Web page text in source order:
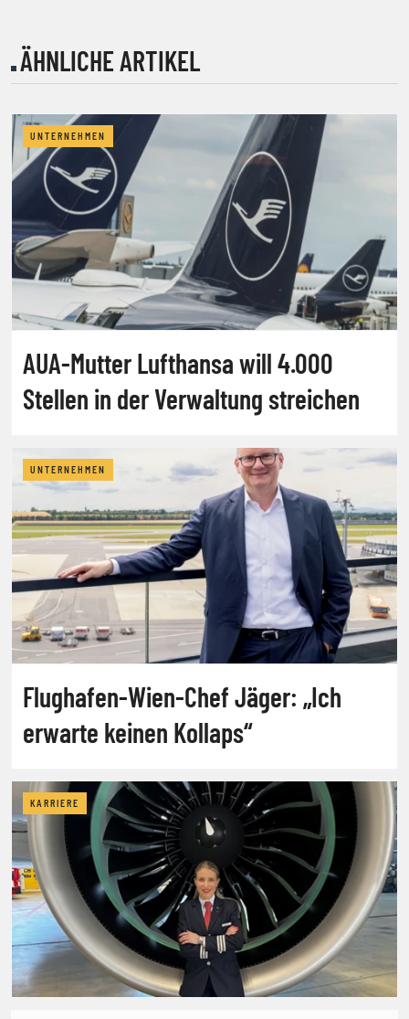
ÄHNLICHE ARTIKEL
UNTERNEHMEN
AUA-Mutter Lufthansa will 4.000
Stellen in der Verwaltung streichen
UNTERNEHMEN
Flughafen-Wien-Chef Jäger: „Ich
erwarte keinen Kollaps“
KARRIERE